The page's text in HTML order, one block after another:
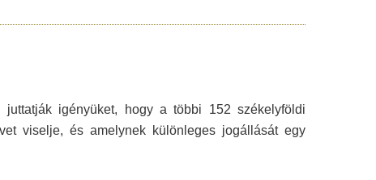
igényüket, hogy a többi 152 székelyföldi
viselje, és amelynek különleges jogállását egy